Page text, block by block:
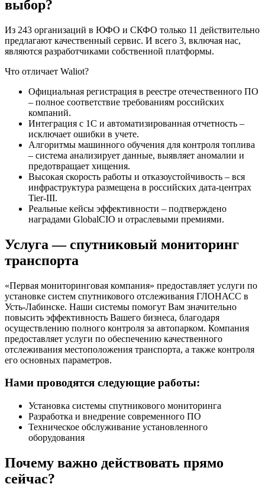
выбор?
Из 243 организаций в ЮФО и СКФО только 11 действительно
предлагают качественный сервис. И всего 3, включая нас,
являются разработчиками собственной платформы.
Что отличает Waliot?
Официальная регистрация в реестре отечественного ПО
– полное соответствие требованиям российских
компаний.
Интеграция с 1С и автоматизированная отчетность –
исключает ошибки в учете.
Алгоритмы машинного обучения для контроля топлива
– система анализирует данные, выявляет аномалии и
предотвращает хищения.
Высокая скорость работы и отказоустойчивость – вся
инфраструктура размещена в российских дата-центрах
Tier-III.
Реальные кейсы эффективности – подтверждено
наградами GlobalCIO и отраслевыми премиями.
Услуга — спутниковый мониторинг
транспорта
«Первая мониторинговая компания» предоставляет услуги по
установке систем спутникового отслеживания ГЛОНАСС в
Усть-Лабинске. Наши системы помогут Вам значительно
повысить эффективность Вашего бизнеса, благодаря
осуществлению полного контроля за автопарком. Компания
предоставляет услуги по обеспечению качественного
отслеживания местоположения транспорта, а также контроля
его основных параметров.
Нами проводятся следующие работы:
Установка системы спутникового мониторинга
Разработка и внедрение современного ПО
Техническое обслуживание установленного
оборудования
Почему важно действовать прямо
сейчас?